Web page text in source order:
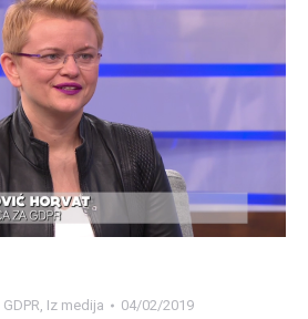
GDPR, Iz medija 04/02/2019